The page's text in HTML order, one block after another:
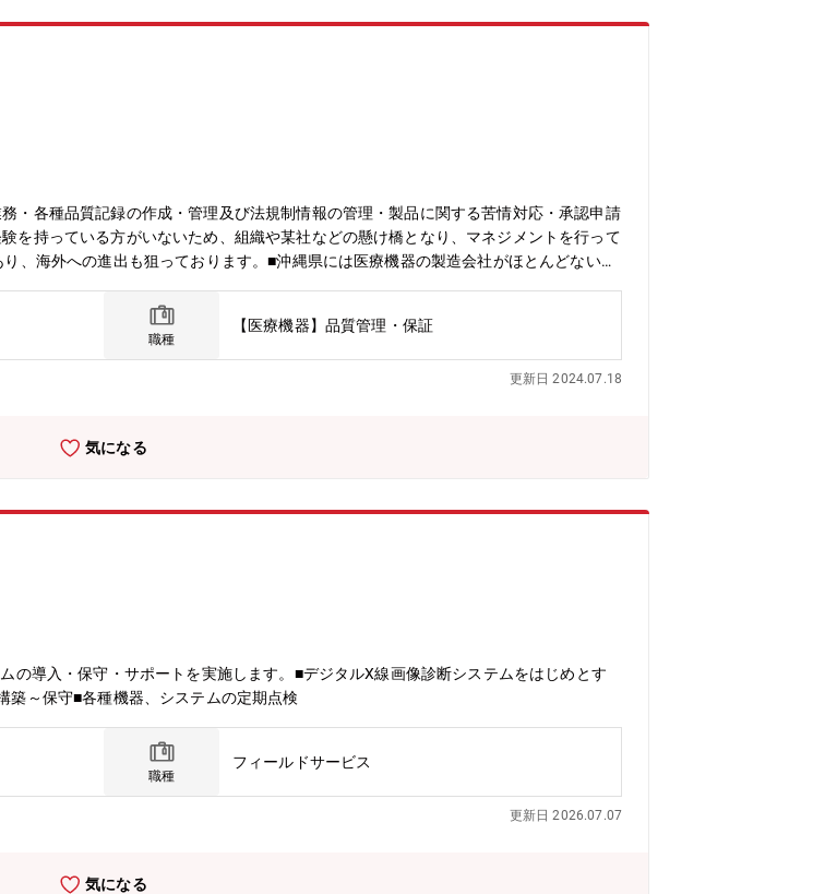
・各種品質記録の作成・管理及び法規制情報の管理・製品に関する苦情対応・承認申請
を持っている方がいないため、組織や某社などの懸け橋となり、マネジメントを行って
、海外への進出も狙っております。■沖縄県には医療機器の製造会社がほとんどないた
職種
【医療機器】品質管理・保証
更新日 2024.07.18
気になる
の導入・保守・サポートを実施します。■デジタルX線画像診断システムをはじめとす
築～保守■各種機器、システムの定期点検
職種
フィールドサービス
更新日 2026.07.07
気になる